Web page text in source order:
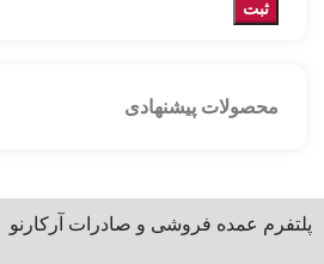
محصولات پیشنهادی
پلتفرم عمده فروشی و صادرات آرکارنو